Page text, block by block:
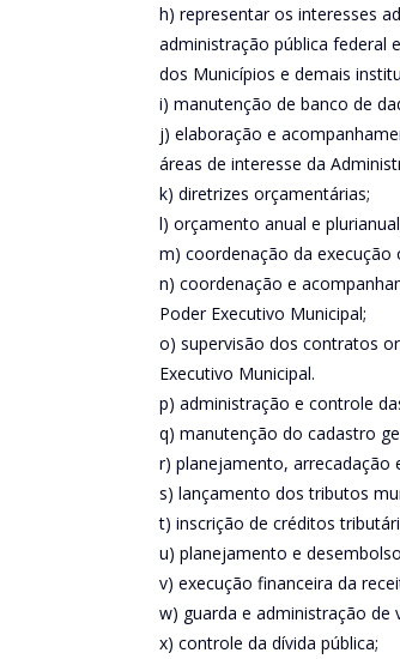
h) representar os interesses
administração pública federal
dos Municípios e demais
i) manutenção de banco de
j) elaboração e
áreas de interesse da
k) diretrizes orçamentárias;
l) orçamento anual e
m) coordenação da execução
n) coordenação e
Poder Executivo Municipal;
o) supervisão dos contratos
Executivo Municipal.
p) administração e controle
q) manutenção do cadastro
r) planejamento, arrecadação
s) lançamento dos tributos
t) inscrição de créditos
u) planejamento e
v) execução financeira da
w) guarda e administração de
x) controle da dívida pública;